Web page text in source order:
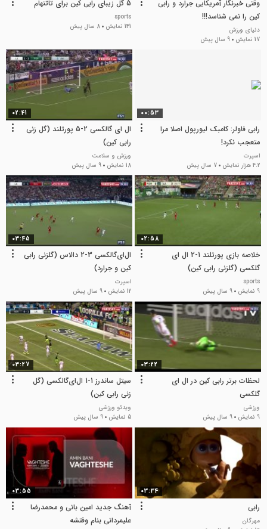
وقتی خبرنگار آمریکایی جرارد و رابی
کین را نمی شناسد!!!
دنیای ورزش
17 نمایش
9 سال پیش
5 گل زیبای رابی کین برای تاتنهام
sports
141 نمایش
8 سال پیش
00:53
رابی فاولر: کامبک لیورپول اصلا مرا
متعجب نکرد!
اسپرت
4.2 هزار نمایش
7 سال پیش
02:41
ال ای گالکسی 2-5 پورتلند (گل زنی
رابی کین)
ورزش و سلامت
18 نمایش
9 سال پیش
02:58
خلاصه بازی پورتلند 1-2 ال ای
گلکسی (گلزنی رابی کین)
sports
9 نمایش
9 سال پیش
03:45
ال‌ای‌گالکسی 3-2 دالاس (گلزنی رابی
کین و جرارد)
اسپرت
12 نمایش
9 سال پیش
03:22
لحظات برتر رابی کین در ال ای
گلکسی
ورزشی
9 نمایش
9 سال پیش
03:27
سیتل ساندرز 1-1 ال‌ای‌گالکسی (گل
زنی رابی کین)
ویدئو ورزشی
5 نمایش
9 سال پیش
03:34
رابی
مهرگان
03:55
آهنگ جدید امین بانی و محمدرضا
علیمردانی بنام وقتشه